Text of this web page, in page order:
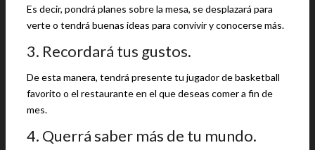
Es decir, pondrá planes sobre la mesa, se desplazará para
verte o tendrá buenas ideas para convivir y conocerse más.
3. Recordará tus gustos.
De esta manera, tendrá presente tu jugador de basketball
favorito o el restaurante en el que deseas comer a fin de
mes.
4. Querrá saber más de tu mundo.